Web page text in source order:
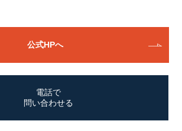
公式HPへ
電話で
問い合わせる